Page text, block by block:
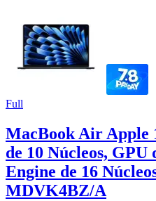
Full
MacBook Air Apple
de 10 Núcleos, GPU
Engine de 16
MDVK4BZ/A